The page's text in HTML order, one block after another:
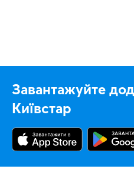
Завантажуйте
Київстар